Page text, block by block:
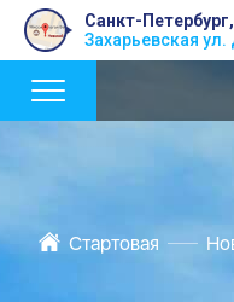
Санкт-Петербург,
Захарьевская ул.
Стартовая